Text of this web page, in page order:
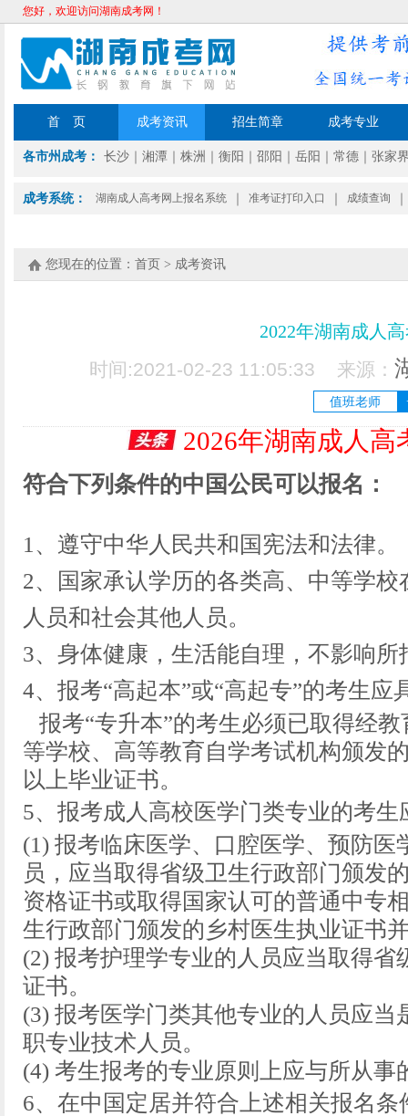
您好，欢迎访问湖南成考网！
首 页 成考资讯 招生简章 成考专业
各市州成考： 长沙 湘潭 株洲 衡阳 邵阳 岳阳 常德 张家
成考系统： 湖南成人高考网上报名系统 准考证打印入口 成绩查询
您现在的位置： 首页 > 成考资讯
2022年湖南成人
时间:2021-02-23 11:05:33 来源：
值班老师
2026年湖南成人高
符合下列条件的中国公民可以报名：
1、 遵守中华人民共和国宪法和法律。
2、
国家承认学历的各类高、中等学
人员和社会其他人员。
3、 身体健康，生活能自理，不影响所
4、报考“高起本”或“高起专”的考生
报考“专升本”的考生必须已取得经
等学校、高等教育自学考试机构颁发
以上毕业证书。
5、 报考成人高校医学门类专业的考生
(1) 报考临床医学、口腔医学、预防
员，应当取得省级卫生行政部门颁发
资格证书或取得国家认可的普通中专
生行政部门颁发的乡村医生执业证书
(2) 报考护理学专业的人员应当取得
证书。
(3) 报考医学门类其他专业的人员应
职专业技术人员。
(4) 考生报考的专业原则上应与所从事
6、 在中国定居并符合上述相关报名